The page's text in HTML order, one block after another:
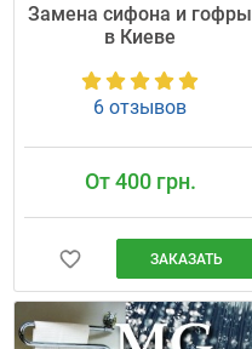
Замена сифона и гофры
в Киеве
6 отзывов
От 400 грн.
ЗАКАЗАТЬ